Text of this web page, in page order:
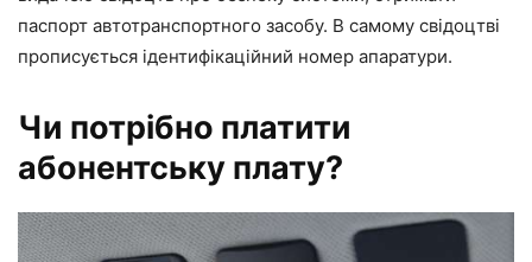
паспорт автотранспортного засобу. В самому свідоцтві
прописується ідентифікаційний номер апаратури.
Чи потрібно платити
абонентську плату?